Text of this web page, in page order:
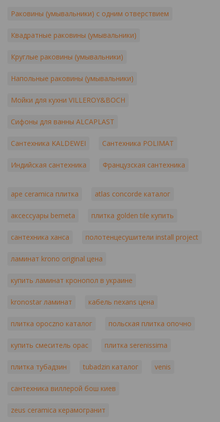
Раковины (умывальники) с одним отверствием
Квадратные раковины (умывальники)
Круглые раковины (умывальники)
Напольные раковины (умывальники)
Мойки для кухни VILLEROY&BOCH
Сифоны для ванны ALCAPLAST
Сантехника KALDEWEI Сантехника POLIMAT
Индийская сантехника Французская сантехника
ape ceramica плитка atlas concorde каталог
аксессуары bemeta плитка golden tile купить
сантехника ханса полотенцесушители install project
ламинат krono original цена
купить ламинат кронопол в украине
kronostar ламинат кабель nexans цена
плитка opoczno каталог польская плитка опочно
купить смеситель орас плитка serenissima
плитка тубадзин tubadzin каталог venis
сантехника виллерой бош киев
zeus ceramica керамогранит